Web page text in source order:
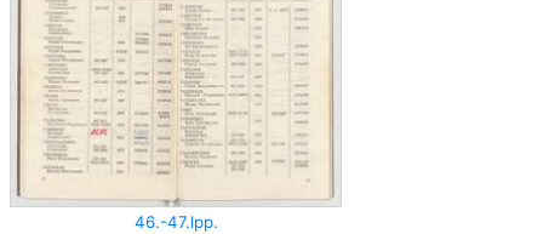
46.-47.lpp.